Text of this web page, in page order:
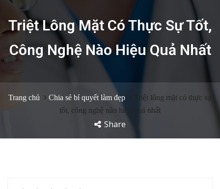
Triệt Lông Mặt Có Thực Sự Tốt,
Công Nghệ Nào Hiệu Quả Nhất
Trang chủ Chia sẻ bí quyết làm đẹp
Triệt lông mặt có thực sự
tốt, công nghệ nào hiệu quả nhất
Share